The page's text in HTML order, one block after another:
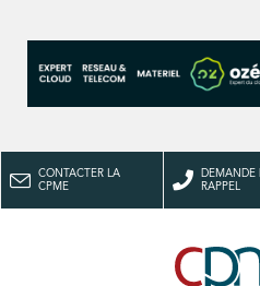
CONTACTER LA
CPME
DEMANDE
RAPPEL